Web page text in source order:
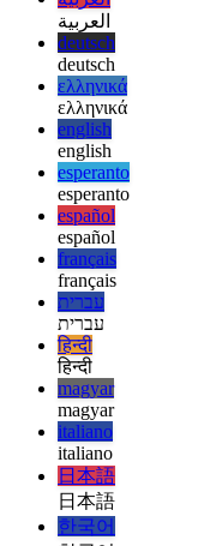
afrikaans
afrikaans
العربية
العربية
deutsch
deutsch
ελληνικά
ελληνικά
english
english
esperanto
esperanto
español
español
français
français
עברית
עברית
हिन्दी
हिन्दी
magyar
magyar
italiano
italiano
日本語